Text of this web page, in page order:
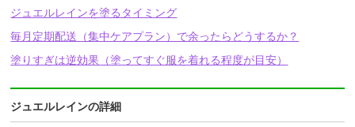
ジュエルレインを塗るタイミング
毎月定期配送（集中ケアプラン）で余ったらどうするか？
塗りすぎは逆効果（塗ってすぐ服を着れる程度が目安）
ジュエルレインの詳細